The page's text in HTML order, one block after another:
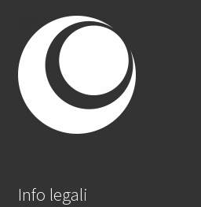
Info legali